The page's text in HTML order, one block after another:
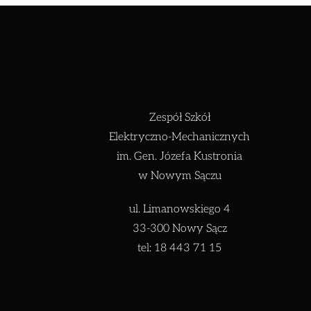
Zespół Szkół
Elektryczno-Mechanicznych
im. Gen. Józefa Kustronia
w Nowym Sączu
ul. Limanowskiego 4
33-300 Nowy Sącz
tel: 18 443 71 15